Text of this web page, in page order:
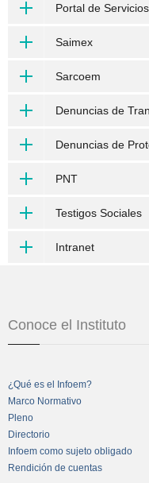
Portal de
Saimex
Sarcoem
Denuncias de
Denuncias de
PNT
Testigos Sociales
Intranet
Conoce el Instituto
¿Qué es el Infoem?
Marco Normativo
Pleno
Directorio
Infoem como sujeto obligado
Rendición de cuentas